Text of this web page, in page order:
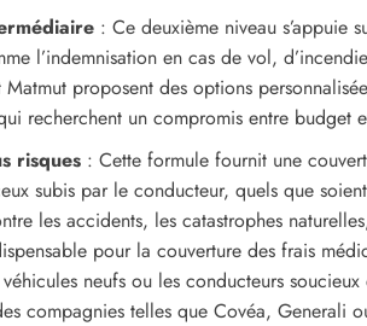
: Ce deuxième niveau s’appuie
l’indemnisation en cas de vol,
proposent des options
recherchent un compromis entre budget
risques : Cette formule fournit une
subis par le conducteur, quels que
les accidents, les catastrophes
pour la couverture des frais
neufs ou les conducteurs soucieux
compagnies telles que Covéa, Generali